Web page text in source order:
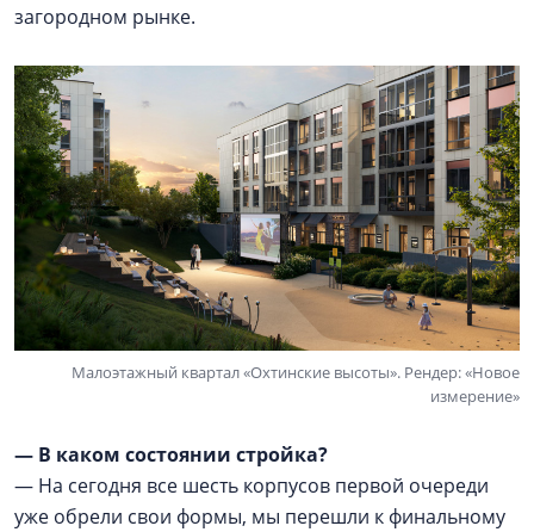
загородном рынке.
Малоэтажный квартал «Охтинские высоты». Рендер: «Новое
измерение»
— В каком состоянии стройка?
— На сегодня все шесть корпусов первой очереди
уже обрели свои формы, мы перешли к финальному